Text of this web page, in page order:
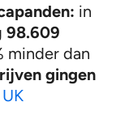
in
98.609
minder dan
gingen
UK